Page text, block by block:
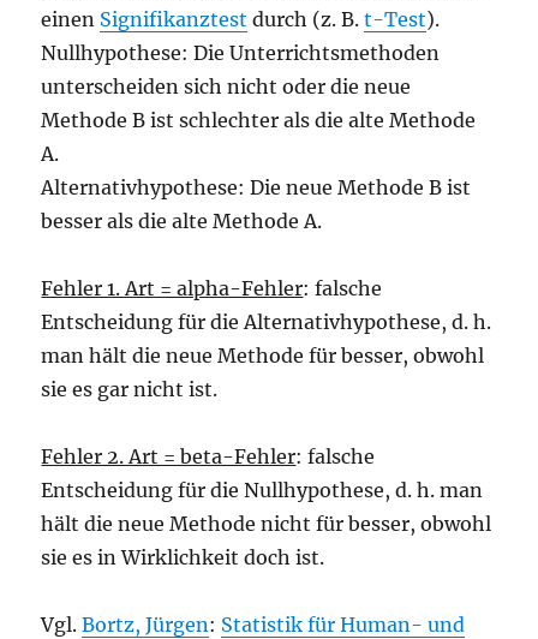
einen Signifikanztest durch (z. B.t-Test).
Nullhypothese: Die Unterrichtsmethoden
unterscheiden sich nicht oder die neue
Methode B ist schlechter als die alte Methode
A.
Alternativhypothese: Die neue Methode B ist
besser als die alte Methode A.
Fehler 1. Art = alpha-Fehler: falsche
Entscheidung für die Alternativhypothese, d. h.
man hält die neue Methode für besser, obwohl
sie es gar nicht ist.
Fehler 2. Art = beta-Fehler: falsche
Entscheidung für die Nullhypothese, d. h. man
hält die neue Methode nicht für besser, obwohl
sie es in Wirklichkeit doch ist.
Vgl.Bortz, Jürgen: Statistik für Human- und